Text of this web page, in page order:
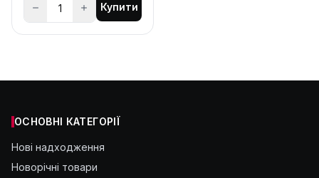
Купити
ОСНОВНІ КАТЕГОРІЇ
Нові надходження
Новорічні товари